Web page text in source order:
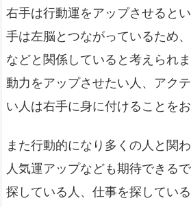
右手は行動運をアップさせると
手は左脳とつながっているため
などと関係していると考えられ
動力をアップさせたい人、アク
い人は右手に身に付けることをお
また行動的になり多くの人と関
人気運アップなども期待できる
探している人、仕事を探してい